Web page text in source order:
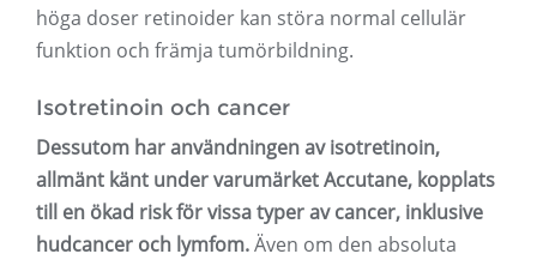
höga doser retinoider kan störa normal cellulär
funktion och främja tumörbildning.
Isotretinoin och cancer
Dessutom har användningen av isotretinoin,
allmänt känt under varumärket Accutane, kopplats
till en ökad risk för vissa typer av cancer, inklusive
hudcancer och lymfom.Även om den absoluta